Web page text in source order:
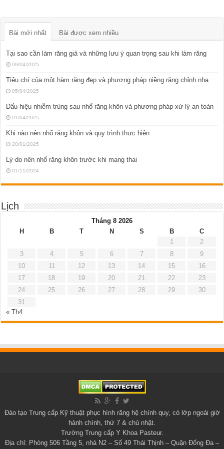
Bài mới nhất Bài được xem nhiều
Tại sao cần làm răng giả và những lưu ý quan trọng sau khi làm răng
09/04/2025
Tiêu chí của một hàm răng đẹp và phương pháp niềng răng chỉnh nha
05/04/2025
Dấu hiệu nhiễm trùng sau nhổ răng khôn và phương pháp xử lý an toàn
01/04/2025
Khi nào nên nhổ răng khôn và quy trình thực hiện
20/01/2025
Lý do nên nhổ răng khôn trước khi mang thai
01/11/2024
Lịch
Tháng 8 2026
H
B T N S B
C
1
2
3
4 5 6 7 8
9
10
11 12 13 14 15
16
17
18 19 20 21 22
23
24
25 26 27 28 29
30
31
« Th4
Đào tạo Trung cấp Kỹ thuật phục hình rănghệ chính quy, có lớp ngoài giờ
hành chính, thứ 7 & chủ nhật.
Trường Trung cấp Y Khoa Pasteur.
Địa chỉ: Phòng 506 Tầng 5, nhà N2 – Số 49 Thái Thịnh – Quận Đống Đa –